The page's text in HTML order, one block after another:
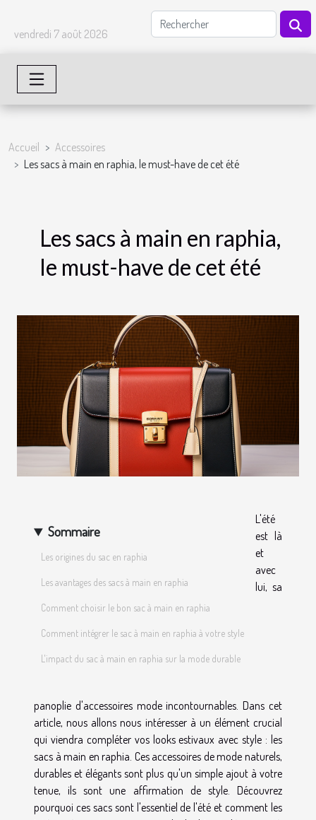
vendredi 7 août 2026
Accueil
Accessoires
Les sacs à main en raphia, le must-have de cet été
Les sacs à main en raphia,
le must-have de cet été
Sommaire
Les origines du sac en raphia
Les avantages des sacs à main en raphia
Comment choisir le bon sac à main en raphia
Comment intégrer le sac à main en raphia à votre style
L'impact du sac à main en raphia sur la mode durable
L'été
est là
et
avec
lui, sa
panoplie d'accessoires mode incontournables. Dans cet
article, nous allons nous intéresser à un élément crucial
qui viendra compléter vos looks estivaux avec style : les
sacs à main en raphia. Ces accessoires de mode naturels,
durables et élégants sont plus qu'un simple ajout à votre
tenue, ils sont une affirmation de style. Découvrez
pourquoi ces sacs sont l'essentiel de l'été et comment les